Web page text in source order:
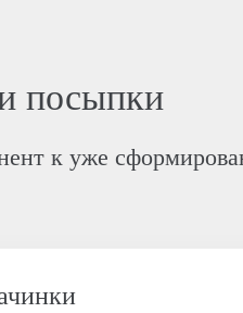
посыпки
к уже